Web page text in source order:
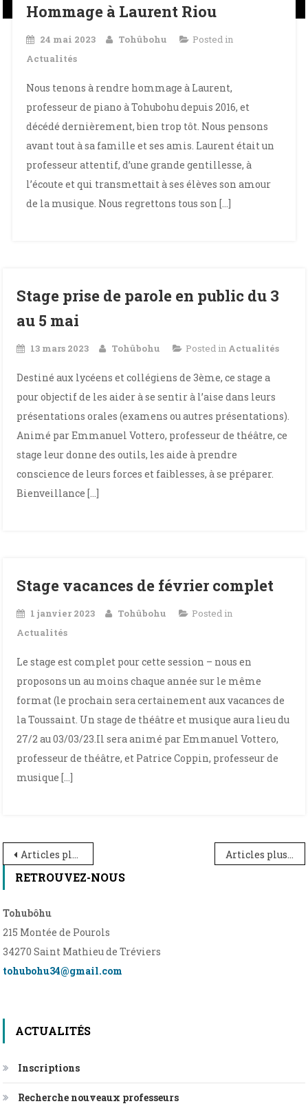
Hommage à Laurent Riou
24 mai 2023 Tohûbohu
Posted in
Actualités
Nous tenons à rendre hommage à Laurent,
professeur de piano à Tohubohu depuis 2016, et
décédé dernièrement, bien trop tôt. Nous pensons
avant tout à sa famille et ses amis. Laurent était un
professeur attentif, d’une grande gentillesse, à
l’écoute et qui transmettait à ses élèves son amour
de la musique. Nous regrettons tous son […]
Stage prise de parole en public du 3
au 5 mai
13 mars 2023 Tohûbohu Posted in Actualités
Destiné aux lycéens et collégiens de 3ème, ce stage a
pour objectif de les aider à se sentir à l’aise dans leurs
présentations orales (examens ou autres présentations).
Animé par Emmanuel Vottero, professeur de théâtre, ce
stage leur donne des outils, les aide à prendre
conscience de leurs forces et faiblesses, à se préparer.
Bienveillance […]
Stage vacances de février complet
1 janvier 2023 Tohûbohu
Posted in
Actualités
Le stage est complet pour cette session – nous en
proposons un au moins chaque année sur le même
format (le prochain sera certainement aux vacances de
la Toussaint. Un stage de théâtre et musique aura lieu du
27/2 au 03/03/23.Il sera animé par Emmanuel Vottero,
professeur de théâtre, et Patrice Coppin, professeur de
musique […]
Navigation
des
articles
Articles plus anciens Articles plus récents
RETROUVEZ-NOUS
Tohubôhu
215 Montée de Pourols
34270 Saint Mathieu de Tréviers
tohubohu34@gmail.com
ACTUALITÉS
Inscriptions
Recherche nouveaux professeurs